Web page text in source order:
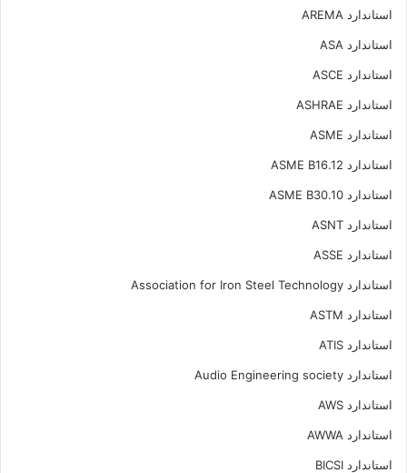
استاندارد AREMA
استاندارد ASA
استاندارد ASCE
استاندارد ASHRAE
استاندارد ASME
استاندارد ASME B16.12
استاندارد ASME B30.10
استاندارد ASNT
استاندارد ASSE
استاندارد Association for Iron Steel Technology
استاندارد ASTM
استاندارد ATIS
استاندارد Audio Engineering society
استاندارد AWS
استاندارد AWWA
استاندارد BICSI